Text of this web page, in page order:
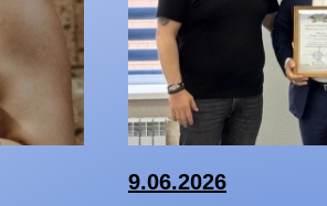
9.06.2026